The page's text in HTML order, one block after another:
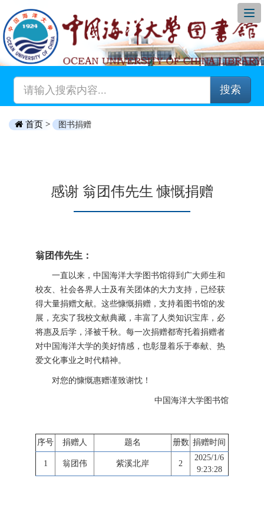
搜索
首页 > 图书捐赠
感谢 翁团伟先生 慷慨捐赠
翁团伟先生：
一直以来，中国海洋大学图书馆得到广大师生和
校友、社会各界人士及有关团体的大力支持，已经获
得大量捐赠文献。这些慷慨捐赠，支持着图书馆的发
展，充实了我校文献典藏，丰富了人类知识宝库，必
将惠及后学，泽被千秋。每一次捐赠都寄托着捐赠者
对中国海洋大学的美好情感，也彰显着乐于奉献、热
爱文化事业之时代精神。
对您的慷慨惠赠谨致谢忱！
中国海洋大学图书馆
序号 捐赠人 题名 册数 捐赠时间
1 翁团伟 紫溪北岸 2
2025/1/6
9:23:28